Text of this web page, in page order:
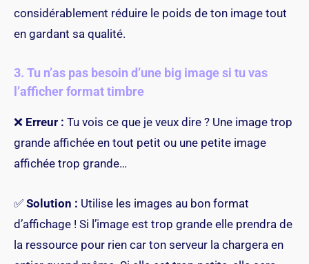
considérablement réduire le poids de ton image tout
en gardant sa qualité.
3. Tu n’as pas besoin d’une big image si tu vas
l’afficher format timbre
❌ Erreur : Tu vois ce que je veux dire ? Une image trop
grande affichée en tout petit ou une petite image
affichée trop grande…
✅ Solution : Utilise les images au bon format
d’affichage ! Si l’image est trop grande elle prendra de
la ressource pour rien car ton serveur la chargera en